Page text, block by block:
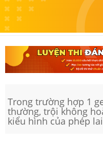
Trong trường hợp 1
thường, trội không
kiểu hình của phép